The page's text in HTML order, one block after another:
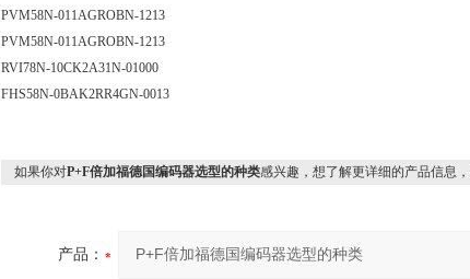
PVM58N-011AGROBN-1213
PVM58N-011AGROBN-1213
RVI78N-10CK2A31N-01000
FHS58N-0BAK2RR4GN-0013
如果你对P+F倍加福德国编码器选型的种类感兴趣，想了解更详细的产品信息
产品：